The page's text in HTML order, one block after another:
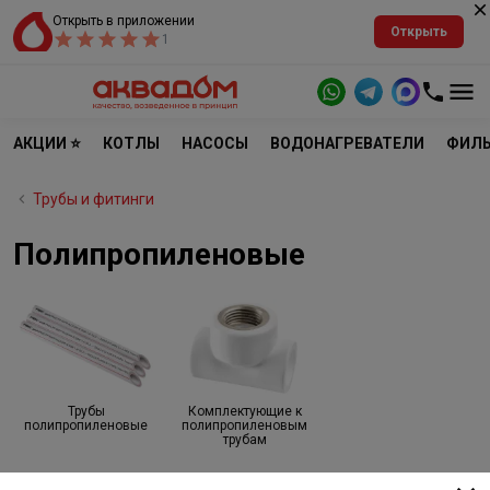
Открыть в приложении
1
Открыть
АКЦИИ ⭐ КОТЛЫ НАСОСЫ ВОДОНАГРЕВАТЕЛИ
Трубы и фитинги
Полипропиленовые
Трубы
полипропиленовые
Комплектующие к
полипропиленовым
трубам